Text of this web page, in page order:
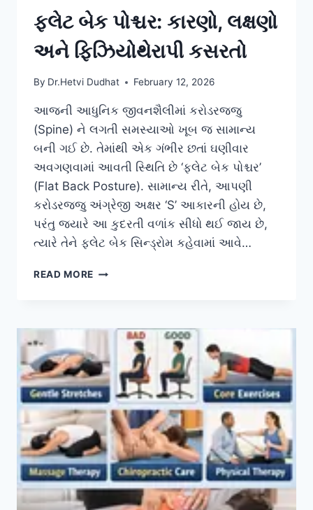
ફ્લેટ બેક પોશ્ચર: કારણો, લક્ષણો
અને ફિઝિયોથેરાપી કસરતો
By Dr.Hetvi Dudhat February 12, 2026
આજની આધુનિક જીવનશૈલીમાં કરોડરજ્જુ
(Spine) ને લગતી સમસ્યાઓ ખૂબ જ સામાન્ય
બની ગઈ છે. તેમાંથી એક ગંભીર છતાં ઘણીવાર
અવગણવામાં આવતી સ્થિતિ છે ‘ફ્લેટ બેક પોશ્ચર’
(Flat Back Posture). સામાન્ય રીતે, આપણી
કરોડરજ્જુ અંગ્રેજી અક્ષર ‘S’ આકારની હોય છે,
પરંતુ જ્યારે આ કુદરતી વળાંક સીધો થઈ જાય છે,
ત્યારે તેને ફ્લેટ બેક સિન્ડ્રોમ કહેવામાં આવે…
READ MORE ફ્લેટ
લક્ષણો
ફિઝિયોથેરાપી
કસરતો